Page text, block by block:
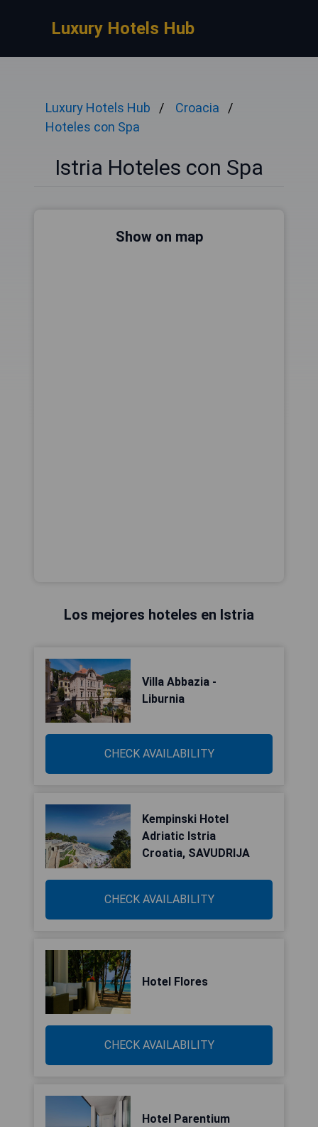
Luxury Hotels Hub
Luxury Hotels Hub
Croacia
Hoteles con Spa
Istria Hoteles con Spa
Show on map
Los mejores hoteles en Istria
Villa Abbazia -
Liburnia
CHECK AVAILABILITY
Kempinski Hotel
Adriatic Istria
Croatia, SAVUDRIJA
CHECK AVAILABILITY
Hotel Flores
CHECK AVAILABILITY
Hotel Parentium